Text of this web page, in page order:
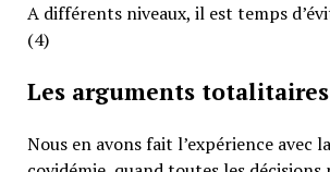
A différents niveaux, il est temps
(4)
Les arguments totalitaires
Nous en avons fait l’expérience avec